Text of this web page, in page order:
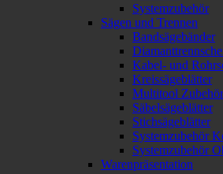
Systemzubehör
Sägen und Trennen
Bandsägebänder
Kabel- und
Kreissägeblätter
Multitool Zubehör
Säbelsägeblätter
Stichsägeblätter
Systemzubehör
Systemzubehör
Warenpräsentation